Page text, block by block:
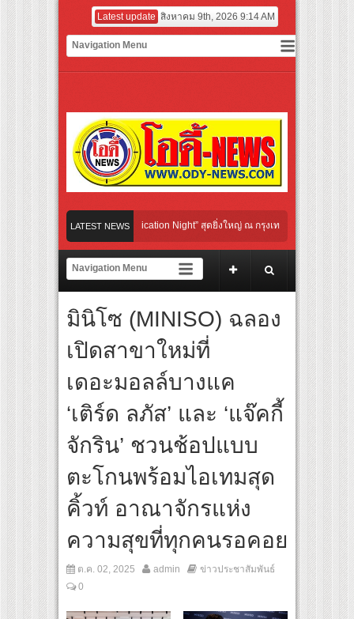
Latest update สิงหาคม 9th, 2026 9:14 AM
LATEST NEWS
Cultural Communication Night” สุดยิ่งใหญ่ ณ กรุงเทพฯ ขนทัพศิลปินชั้นนำ พร้อมกา
วะแอโรบิกสุดมันส์ ในกิจกรรม “EM-ROBIC DANCE FOR MOM @BENCHASIRI
ที่สุดแห่งปีจาก NUUI Starathon 8.8 “บอส-โนอึล” เปิดประเดิมเคะ-เมะ สุดเซอร์ไพร้
ดเกมใหม่ในวงการการศึกษา เปิดตัว “SCA PLUS” แพลตฟอร์มการเรียนรู้
อดการลงทุนในธุรกิจการศึกษากว่า 100 ล้านบาท
เส้นทางจาการ์ตา-กรุงเทพฯ เสริม Air Connectivity ดึงนักท่องเที่ยวคุณภาพจากอิน
Cultural Communication Night” สุดยิ่งใหญ่ ณ กรุงเทพฯ ขนทัพศิลปินชั้นนำ พร้อมกา
มินิโซ (MINISO) ฉลอง
เปิดสาขาใหม่ที่
เดอะมอลล์บางแค
‘เติร์ด ลภัส’ และ ‘แจ๊คกี้
จักริน’ ชวนช้อปแบบ
ตะโกนพร้อมไอเทมสุด
คิ้วท์ อาณาจักรแห่ง
ความสุขที่ทุกคนรอคอย
ต.ค. 02, 2025 admin
ข่าวประชาสัมพันธ์
0